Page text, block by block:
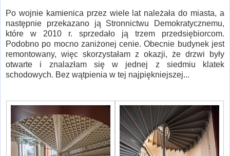
Po wojnie kamienica przez wiele lat należała do miasta, a
następnie przekazano ją Stronnictwu Demokratycznemu,
które w 2010 r. sprzedało ją trzem przedsiębiorcom.
Podobno po mocno zaniżonej cenie. Obecnie budynek jest
remontowany, więc skorzystałam z okazji, że drzwi były
otwarte i znalazłam się w jednej z siedmiu klatek
schodowych. Bez wątpienia w tej najpiękniejszej...